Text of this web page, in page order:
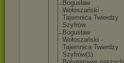
Bogusław
Wołoszański -
Tajemnica Twierdzy
Szyfrów
Bogusław
Wołoszański -
Tajemnica Twierdzy
Szyfrów(1)